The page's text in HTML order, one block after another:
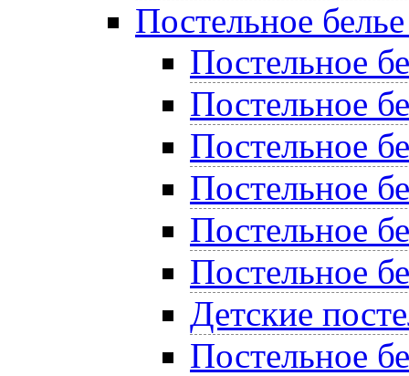
Постельное
Постельное
Постельное
Постельное
Постельное
Постельное
Постельное
Детские
Постельное